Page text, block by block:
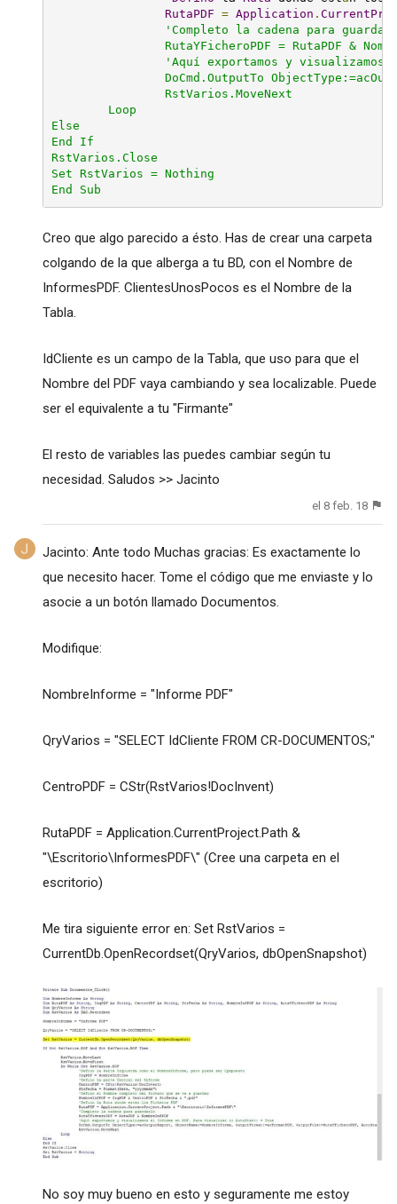
RutaPDF
= Application .
'Completo la cadena para
RutaYFicheroPDF = RutaPDF &
'Aquí exportamos y visualizamos el
DoCmd.OutputTo
RstVarios.MoveNext
Loop
Else
End If
RstVarios.Close
Set RstVarios = Nothing
End Sub
Creo que algo parecido a ésto. Has de crear una carpeta
colgando de la que alberga a tu BD, con el Nombre de
InformesPDF. ClientesUnosPocos es el Nombre de la
Tabla.
IdCliente es un campo de la Tabla, que uso para que el
Nombre del PDF vaya cambiando y sea localizable. Puede
ser el equivalente a tu "Firmante"
El resto de variables las puedes cambiar según tu
necesidad. Saludos >> Jacinto
el 8 feb. 18
Jacinto: Ante todo Muchas gracias: Es exactamente lo
que necesito hacer. Tome el código que me enviaste y lo
asocie a un botón llamado Documentos.
Modifique:
NombreInforme = "Informe PDF"
QryVarios = "SELECT IdCliente FROM CR-DOCUMENTOS;"
CentroPDF = CStr(RstVarios!DocInvent)
RutaPDF = Application.CurrentProject.Path &
"\Escritorio\InformesPDF\" (Cree una carpeta en el
escritorio)
Me tira siguiente error en: Set RstVarios =
CurrentDb.OpenRecordset(QryVarios, dbOpenSnapshot)
No soy muy bueno en esto y seguramente me estoy